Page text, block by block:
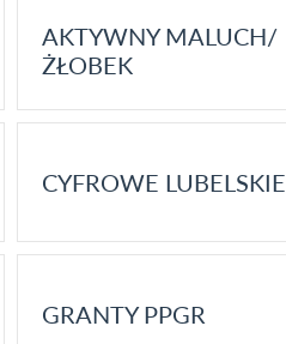
AKTYWNY MALUCH/
ŻŁOBEK
CYFROWE LUBELSKIE
GRANTY PPGR